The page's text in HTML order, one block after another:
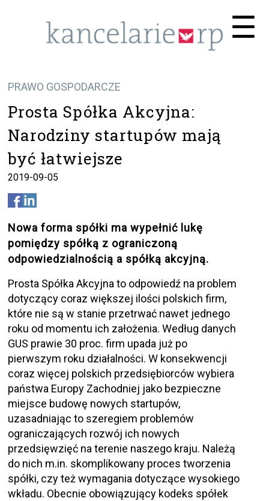
☰
PRAWO GOSPODARCZE
Prosta Spółka Akcyjna:
Narodziny startupów mają
być łatwiejsze
2019-09-05
Nowa forma spółki ma wypełnić lukę
pomiędzy spółką z ograniczoną
odpowiedzialnością a spółką akcyjną.
Prosta Spółka Akcyjna to odpowiedź na problem
dotyczący coraz większej ilości polskich firm,
które nie są w stanie przetrwać nawet jednego
roku od momentu ich założenia. Według danych
GUS prawie 30 proc. firm upada już po
pierwszym roku działalności. W konsekwencji
coraz więcej polskich przedsiębiorców wybiera
państwa Europy Zachodniej jako bezpieczne
miejsce budowę nowych startupów,
uzasadniając to szeregiem problemów
ograniczających rozwój ich nowych
przedsięwzięć na terenie naszego kraju. Należą
do nich m.in. skomplikowany proces tworzenia
spółki, czy też wymagania dotyczące wysokiego
wkładu. Obecnie obowiązujący kodeks spółek